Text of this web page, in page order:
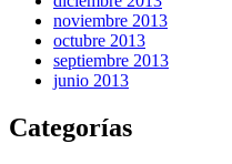
noviembre 2013
octubre 2013
septiembre 2013
junio 2013
Categorías